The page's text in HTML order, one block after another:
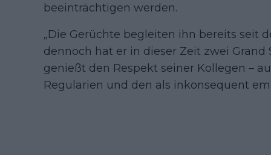
beeinträchtigen werden.
„Die Gerüchte begleiten ihn bereits seit
dennoch hat er in dieser Zeit zwei
genießt den Respekt seiner Kollegen –
Regularien und den als inkonsequent